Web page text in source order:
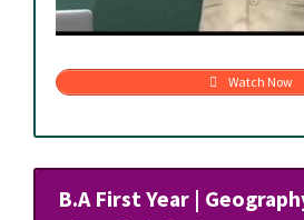
Watch Now
B.A First Year |